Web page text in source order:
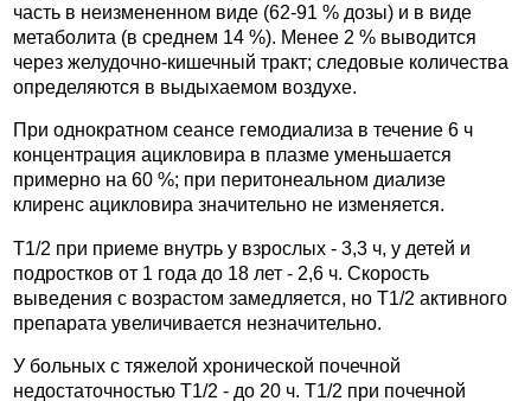
часть в неизмененном виде (62-91 % дозы) и в виде
метаболита (в среднем 14 %). Менее 2 % выводится
через желудочно-кишечный тракт; следовые количества
определяются в выдыхаемом воздухе.
При однократном сеансе гемодиализа в течение 6 ч
концентрация ацикловира в плазме уменьшается
примерно на 60 %; при перитонеальном диализе
клиренс ацикловира значительно не изменяется.
T1/2 при приеме внутрь у взрослых - 3,3 ч, у детей и
подростков от 1 года до 18 лет - 2,6 ч. Скорость
выведения с возрастом замедляется, но T1/2 активного
препарата увеличивается незначительно.
У больных с тяжелой хронической почечной
недостаточностью T1/2 - до 20 ч. T1/2 при почечной